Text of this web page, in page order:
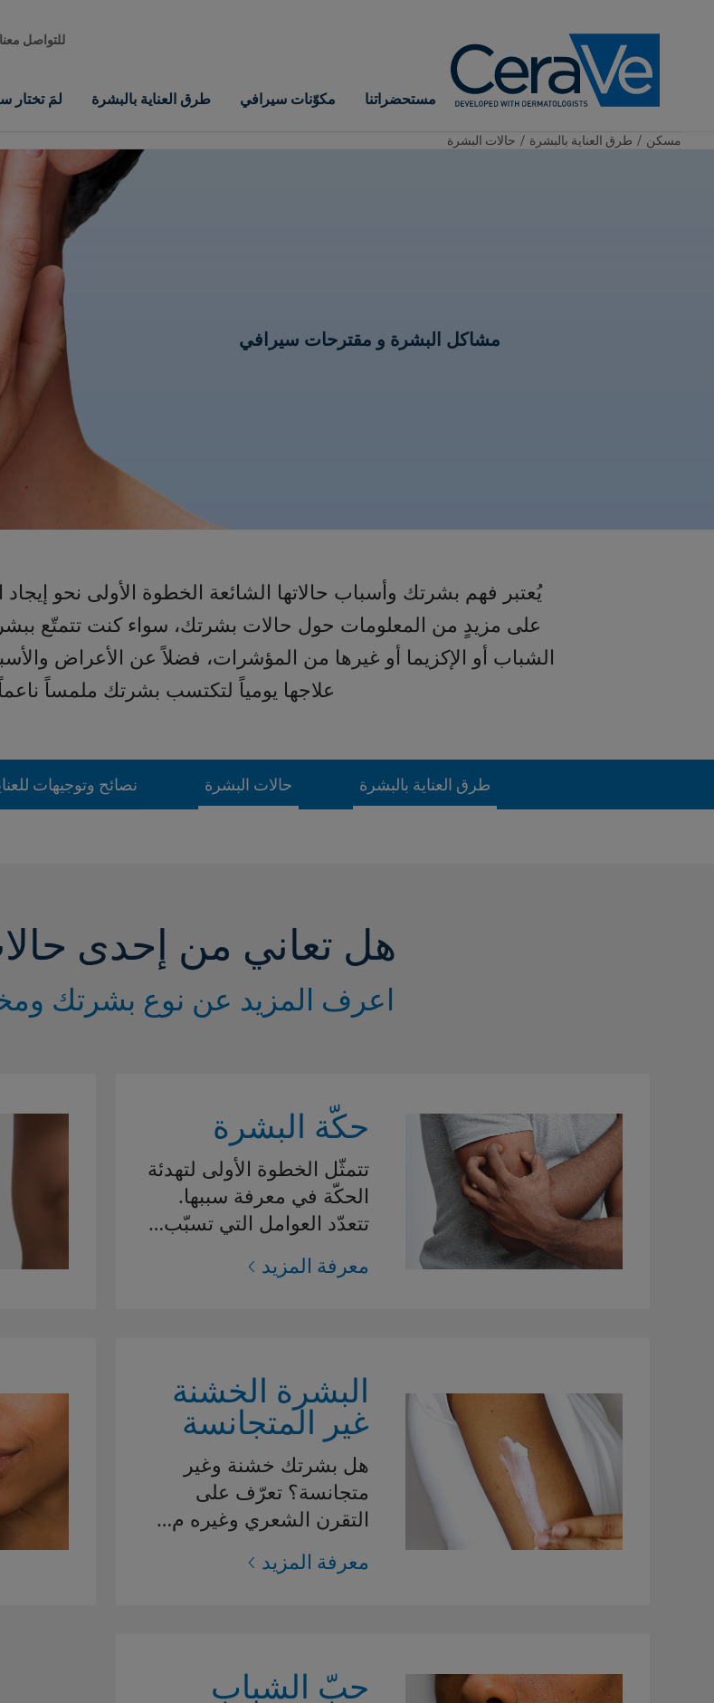
للتواصل معنا
مستحضراتنا مكوّنات سيرافي طرق العناية بالبشرة لمَ تختار
مسكن / طرق العناية بالبشرة / حالات البشرة
مشاكل البشرة و مقترحات سيرافي
يُعتبر فهم بشرتك وأسباب حالاتها الشائعة الخطوة الأولى نحو
على مزيدٍ من المعلومات حول حالات بشرتك، سواء كنت تتمتّع
الشباب أو الإكزيما أو غيرها من المؤشرات، فضلاً عن الأعراض
علاجها يومياً لتكتسب بشرتك ملمساً
طرق العناية بالبشرة حالات البشرة نصائح وتوجيهات
هل تعاني من إحدى
اعرف المزيد عن نوع بشرتك
حكّة البشرة
تتمثّل الخطوة الأولى لتهدئة
الحكّة في معرفة سببها.
تتعدّد العوامل التي تسبّب…
معرفة المزيد
البشرة الخشنة
غير المتجانسة
هل بشرتك خشنة وغير
متجانسة؟ تعرّف على
التقرن الشعري وغيره م…
معرفة المزيد
حبّ الشباب